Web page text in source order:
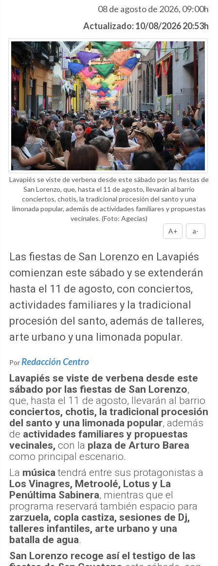
08 de agosto de 2026, 09:00h
Actualizado: 10/08/2026 20:53h
Lavapiés se viste de verbena desde este sábado por las fiestas de
San Lorenzo, que, hasta el 11 de agosto, llevarán al barrio
conciertos, chotis, la tradicional procesión del santo y una
limonada popular, además de actividades familiares y propuestas
vecinales.(Foto: Agecias)
A+
a-
Las fiestas de San Lorenzo en Lavapiés
comienzan este sábado y se extenderán
hasta el 11 de agosto, con conciertos,
actividades familiares y la tradicional
procesión del santo, además de talleres,
arte urbano y una limonada popular.
Por Redacción Centro
Lavapiés se viste de verbena desde este
sábado por las fiestas de San Lorenzo,
que, hasta el 11 de agosto, llevarán al barrio
conciertos, chotis, la tradicional procesión
del santo y una limonada popular, además
de actividades familiares y propuestas
vecinales, con la plaza de Arturo Barea
como principal escenario.
La músicatendrá entre sus protagonistas a
Los Vinagres, Metroolé, Lotus y La
Penúltima Sabinera, mientras que el
programa reservará también espacio para
zarzuela, copla castiza, sesiones de Dj,
talleres infantiles, arte urbano y una
batalla de agua.
San Lorenzo recoge así el testigo de las